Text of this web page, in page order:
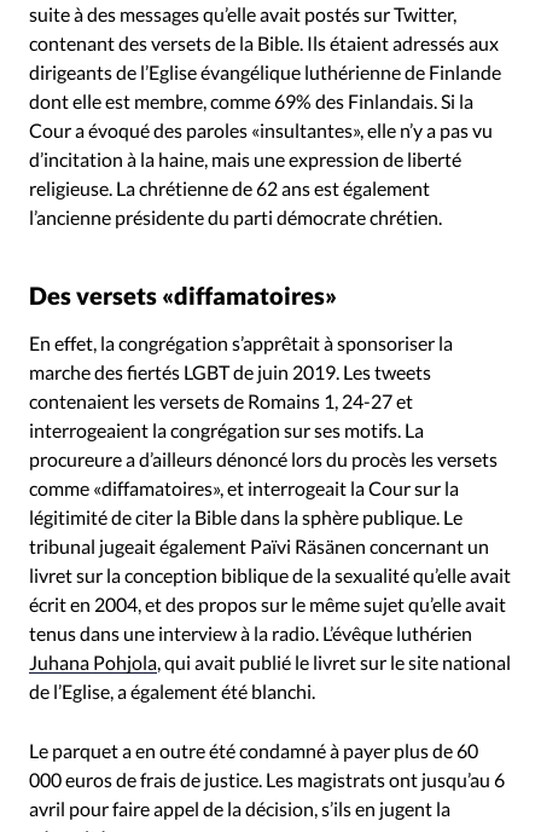
suite à des messages qu’elle avait postés sur Twitter,
contenant des versets de la Bible. Ils étaient adressés aux
dirigeants de l’Eglise évangélique luthérienne de Finlande
dont elle est membre, comme 69% des Finlandais. Si la
Cour a évoqué des paroles «insultantes», elle n’y a pas vu
d’incitation à la haine, mais une expression de liberté
religieuse. La chrétienne de 62 ans est également
l’ancienne présidente du parti démocrate chrétien.
Des versets «diffamatoires»
En effet, la congrégation s’apprêtait à sponsoriser la
marche des fiertés LGBT de juin 2019. Les tweets
contenaient les versets de Romains 1, 24-27 et
interrogeaient la congrégation sur ses motifs. La
procureure a d’ailleurs dénoncé lors du procès les versets
comme «diffamatoires», et interrogeait la Cour sur la
légitimité de citer la Bible dans la sphère publique. Le
tribunal jugeait également Païvi Räsänen concernant un
livret sur la conception biblique de la sexualité qu’elle avait
écrit en 2004, et des propos sur le même sujet qu’elle avait
tenus dans une interview à la radio. L’évêque luthérien
Juhana Pohjola, qui avait publié le livret sur le site national
de l’Eglise, a également été blanchi.
Le parquet a en outre été condamné à payer plus de 60
000 euros de frais de justice. Les magistrats ont jusqu’au 6
avril pour faire appel de la décision, s’ils en jugent la